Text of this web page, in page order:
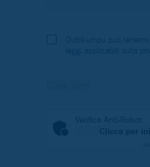
Outokumpu può
leggi applicabili sulla